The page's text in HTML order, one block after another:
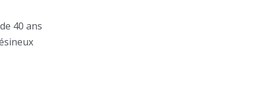
40 ans